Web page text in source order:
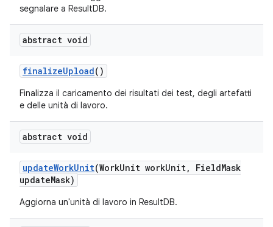
segnalare a ResultDB.
abstract void
finalizeUpload()
Finalizza il caricamento dei risultati dei test, degli artefatti
e delle unità di lavoro.
abstract void
updateWorkUnit(WorkUnit workUnit, FieldMask
updateMask)
Aggiorna un'unità di lavoro in ResultDB.